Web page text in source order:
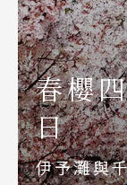
Festival &
主題旅遊賞
S.E. Asia &
海島東南亞
Classic China
中國雅學賞
春櫻
日
伊予灘與